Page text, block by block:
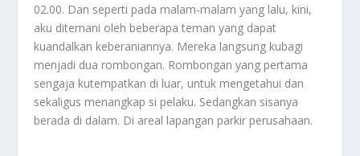
02.00. Dan seperti pada malam-malam yang lalu, kini,
aku ditemani oleh beberapa teman yang dapat
kuandalkan keberaniannya. Mereka langsung kubagi
menjadi dua rombongan. Rombongan yang pertama
sengaja kutempatkan di luar, untuk mengetahui dan
sekaligus menangkap si pelaku. Sedangkan sisanya
berada di dalam. Di areal lapangan parkir perusahaan.